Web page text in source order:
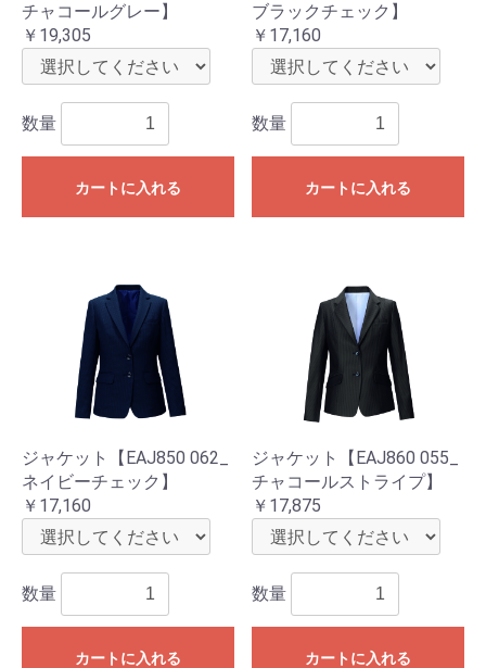
チャコールグレー】
￥19,305
数量
カートに入れる
ブラックチェック】
￥17,160
数量
カートに入れる
ジャケット【EAJ850 062_
ネイビーチェック】
￥17,160
数量
カートに入れる
ジャケット【EAJ860 055_
チャコールストライプ】
￥17,875
数量
カートに入れる